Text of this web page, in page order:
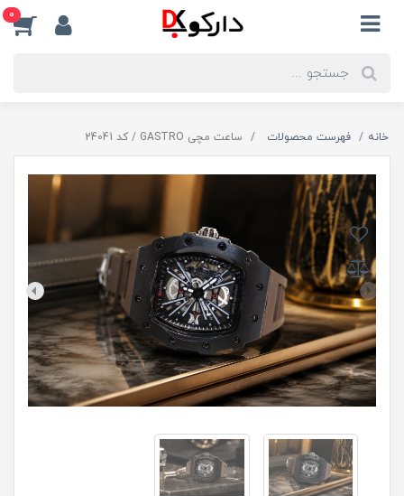
0
خانه فهرست محصولات ساعت مچی GASTRO / کد 24041